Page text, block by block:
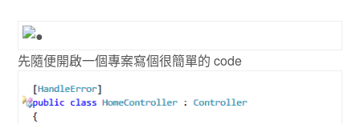
先隨便開啟一個專案寫個很簡單的 code